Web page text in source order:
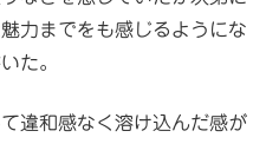
力までをも感じるようにな
た。
違和感なく溶け込んだ感が